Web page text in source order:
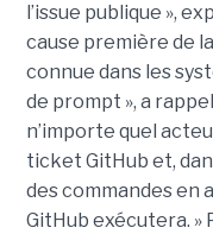
l’issue publique »,
cause première de
connue dans les
de prompt », a
n’importe quel
ticket GitHub et,
des commandes en
GitHub exécutera.